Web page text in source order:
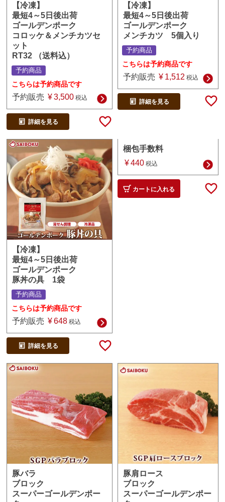
【冷凍】
最短4～5日後出荷
ゴールデンポーク
コロッケ＆メンチカツセ
ット
RT32 （送料込）
予約商品
こちらは予約商品です
予約販売 ¥ 3,500 税込
詳細を見る
【冷凍】
最短4～5日後出荷
ゴールデンポーク
メンチカツ 5個入り
予約商品
こちらは予約商品です
予約販売 ¥ 1,512 税込
詳細を見る
【冷凍】
最短4～5日後出荷
ゴールデンポーク
豚丼の具 1袋
予約商品
こちらは予約商品です
予約販売 ¥ 648 税込
詳細を見る
梱包手数料
¥440 税込
カートに入れる
豚バラ
ブロック
スーパーゴールデンポー
豚肩ロース
ブロック
スーパーゴールデンポー